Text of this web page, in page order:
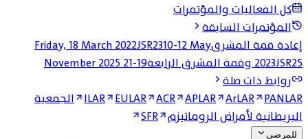
كل الفعاليات والمؤتمرات
المؤتمرات السابقة
إعادة قمة المشرق
Friday, 18 March 2022JSR2310-12 May
2023JSR25 وقمة المشرق الرابعة
19-21 November 2025
روابط ذات صلة
ILAR EULAR ACR APLAR ArLAR PANLAR
الجمعية
البريطانية لأمراض الروماتيزم SFR
للمرضى